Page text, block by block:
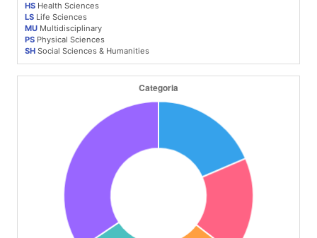
HS Health Sciences
LS Life Sciences
MU Multidisciplinary
PS Physical Sciences
SH Social Sciences & Humanities